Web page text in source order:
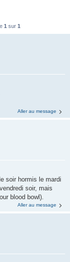
1 sur 1
Aller au message
soir hormis le mardi
soir, mais
blood bowl).
Aller au message